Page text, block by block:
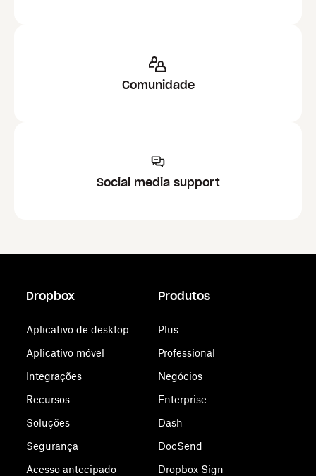
Comunidade
Social media support
Dropbox
Aplicativo de desktop
Aplicativo móvel
Integrações
Recursos
Soluções
Segurança
Acesso antecipado
Produtos
Plus
Professional
Negócios
Enterprise
Dash
DocSend
Dropbox Sign